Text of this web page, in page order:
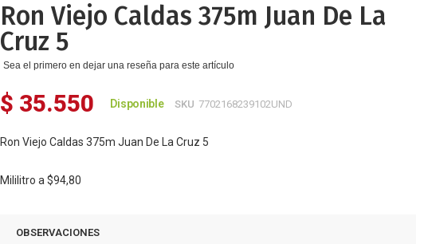
Ron Viejo Caldas 375m Juan De La
Cruz 5
Sea el primero en dejar una reseña para este artículo
$ 35.550 Disponible SKU 7702168239102UND
Ron Viejo Caldas 375m Juan De La Cruz 5
Mililitro a $94,80
OBSERVACIONES